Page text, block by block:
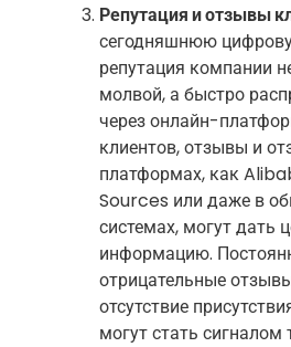
Репутация и отзывы
сегодняшнюю
репутация компании
молвой, а быстро
через онлайн-
клиентов, отзывы и
платформах, как
Sources или даже в
системах, могут дать
информацию.
отрицательные
отсутствие
могут стать сигналом